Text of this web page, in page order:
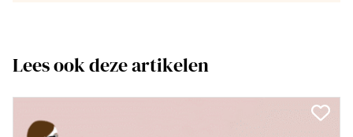
Lees ook deze artikelen